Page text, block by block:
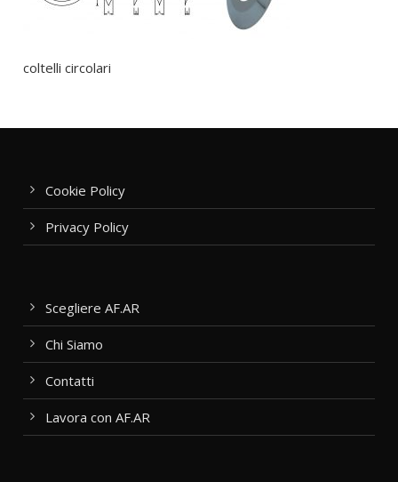
coltelli circolari
Cookie Policy
Privacy Policy
Scegliere AF.AR
Chi Siamo
Contatti
Lavora con AF.AR